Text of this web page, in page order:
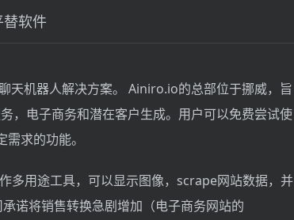
替软件
机器人解决方案。 Ainiro.io的总部位于挪威，旨
，电子商务和潜在客户生成。用户可以免费尝试使
求的功能。
多用途工具，可以显示图像，scrape网站数据，并
诺将销售转换急剧增加（电子商务网站的